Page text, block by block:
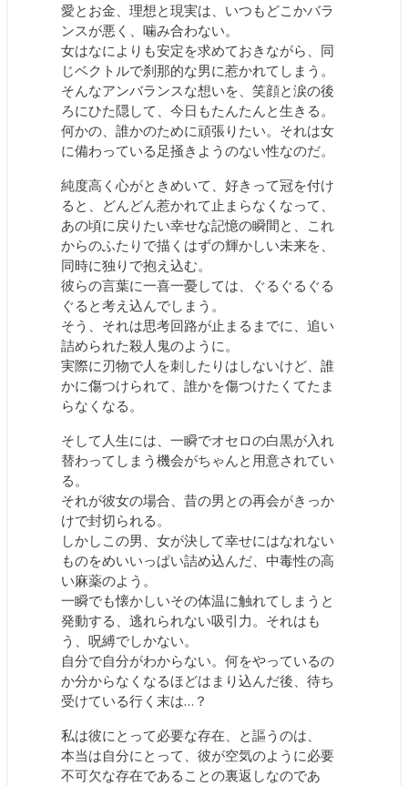
愛とお金、理想と現実は、いつもどこかバラ
ンスが悪く、噛み合わない。
女はなによりも安定を求めておきながら、同
じベクトルで刹那的な男に惹かれてしまう。
そんなアンバランスな想いを、笑顔と涙の後
ろにひた隠して、今日もたんたんと生きる。
何かの、誰かのために頑張りたい。それは女
に備わっている足掻きようのない性なのだ。
純度高く心がときめいて、好きって冠を付け
ると、どんどん惹かれて止まらなくなって、
あの頃に戻りたい幸せな記憶の瞬間と、これ
からのふたりで描くはずの輝かしい未来を、
同時に独りで抱え込む。
彼らの言葉に一喜一憂しては、ぐるぐるぐる
ぐると考え込んでしまう。
そう、それは思考回路が止まるまでに、追い
詰められた殺人鬼のように。
実際に刃物で人を刺したりはしないけど、誰
かに傷つけられて、誰かを傷つけたくてたま
らなくなる。
そして人生には、一瞬でオセロの白黒が入れ
替わってしまう機会がちゃんと用意されてい
る。
それが彼女の場合、昔の男との再会がきっか
けで封切られる。
しかしこの男、女が決して幸せにはなれない
ものをめいいっぱい詰め込んだ、中毒性の高
い麻薬のよう。
一瞬でも懐かしいその体温に触れてしまうと
発動する、逃れられない吸引力。それはも
う、呪縛でしかない。
自分で自分がわからない。何をやっているの
か分からなくなるほどはまり込んだ後、待ち
受けている行く末は…？
私は彼にとって必要な存在、と謳うのは、
本当は自分にとって、彼が空気のように必要
不可欠な存在であることの裏返しなのであ